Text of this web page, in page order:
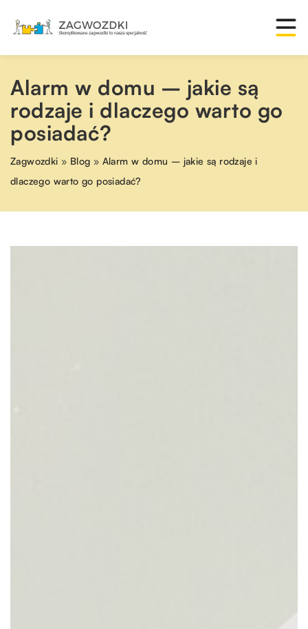
Alarm w domu – jakie są
rodzaje i dlaczego warto go
posiadać?
Zagwozdki » Blog » Alarm w domu – jakie są rodzaje i
dlaczego warto go posiadać?